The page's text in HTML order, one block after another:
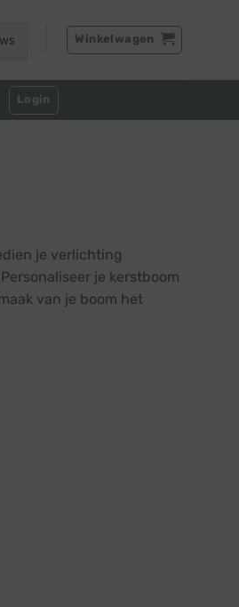
Winkelwagen
Login
je verlichting
je kerstboom
van je boom het